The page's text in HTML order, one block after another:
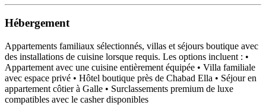
Hébergement
Appartements familiaux sélectionnés, villas et séjours boutique avec
des installations de cuisine lorsque requis. Les options incluent : •
Appartement avec une cuisine entièrement équipée • Villa familiale
avec espace privé • Hôtel boutique près de Chabad Ella • Séjour en
appartement côtier à Galle • Surclassements premium de luxe
compatibles avec le casher disponibles